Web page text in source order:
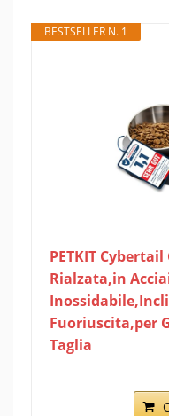
BESTSELLER N. 1
PETKIT
Rialzata,in
Fuoriuscita,per
Taglia